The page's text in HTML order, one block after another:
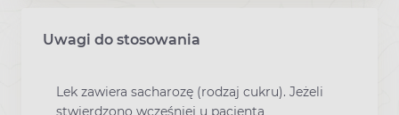
Uwagi do stosowania
Lek zawiera sacharozę (rodzaj cukru). Jeżeli
stwierdzono wcześniej u pacjenta